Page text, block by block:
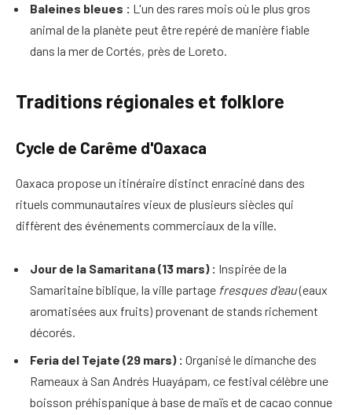
Baleines bleues : L'un des rares mois où le plus gros
animal de la planète peut être repéré de manière fiable
dans la mer de Cortés, près de Loreto.
Traditions régionales et folklore
Cycle de Carême d'Oaxaca
Oaxaca propose un itinéraire distinct enraciné dans des
rituels communautaires vieux de plusieurs siècles qui
diffèrent des événements commerciaux de la ville.
Jour de la Samaritana (13 mars) : Inspirée de la
Samaritaine biblique, la ville partage fresques d'eau(eaux
aromatisées aux fruits) provenant de stands richement
décorés.
Feria del Tejate (29 mars) : Organisé le dimanche des
Rameaux à San Andrés Huayápam, ce festival célèbre une
boisson préhispanique à base de maïs et de cacao connue